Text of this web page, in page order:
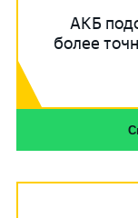
АКБ
более